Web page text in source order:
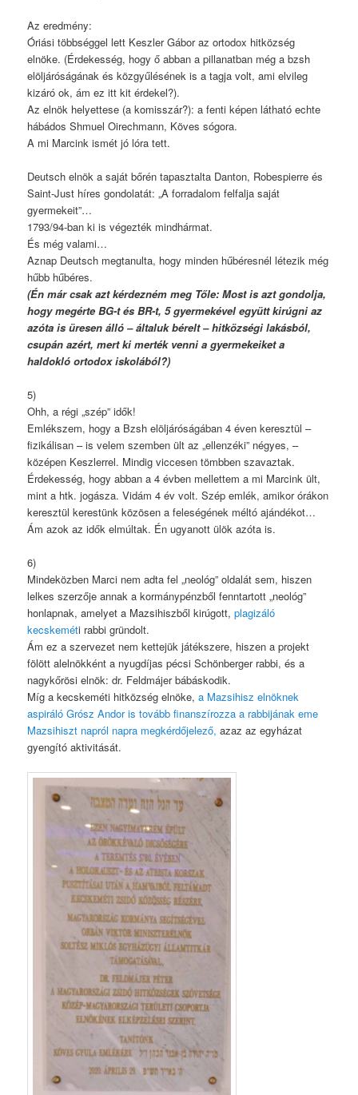
Az eredmény:
Óriási többséggel lett Keszler Gábor az ortodox hitközség
elnöke. (Érdekesség, hogy ő abban a pillanatban még a bzsh
elöljáróságának és közgyűlésének is a tagja volt, ami elvileg
kizáró ok, ám ez itt kit érdekel?).
Az elnök helyettese (a komisszár?): a fenti képen látható echte
hábádos Shmuel Oirechmann, Köves sógora.
A mi Marcink ismét jó lóra tett.
Deutsch elnök a saját bőrén tapasztalta Danton, Robespierre és
Saint-Just híres gondolatát: „A forradalom felfalja saját
gyermekeit”…
1793/94-ban ki is végezték mindhármat.
És még valami…
Aznap Deutsch megtanulta, hogy minden hűbéresnél létezik még
hűbb hűbéres.
(Én már csak azt kérdezném meg Tőle: Most is azt gondolja,
hogy megérte BG-t és BR-t, 5 gyermekével együtt kirúgni az
azóta is üresen álló – általuk bérelt – hitközségi lakásból,
csupán azért, mert ki merték venni a gyermekeiket a
haldokló ortodox iskolából?)
5)
Ohh, a régi „szép” idők!
Emlékszem, hogy a Bzsh elöljáróságában 4 éven keresztül –
fizikálisan – is velem szemben ült az „ellenzéki” négyes, –
középen Keszlerrel. Mindig viccesen tömbben szavaztak.
Érdekesség, hogy abban a 4 évben mellettem a mi Marcink ült,
mint a htk. jogásza. Vidám 4 év volt. Szép emlék, amikor órákon
keresztül kerestünk közösen a feleségének méltó ajándékot…
Ám azok az idők elmúltak. Én ugyanott ülök azóta is.
6)
Mindeközben Marci nem adta fel „neológ” oldalát sem, hiszen
lelkes szerzője annak a kormánypénzből fenntartott „neológ”
honlapnak, amelyet a Mazsihiszből kirúgott,plagizáló
kecskeméti rabbi gründolt.
Ám ez a szervezet nem kettejük játékszere, hiszen a projekt
fölött alelnökként a nyugdíjas pécsi Schönberger rabbi, és a
nagykőrösi elnök: dr. Feldmájer bábáskodik.
Míg a kecskeméti hitközség elnöke,a Mazsihisz elnöknek
aspiráló Grósz Andor is tovább finanszírozza a rabbijának eme
Mazsihiszt napról napra megkérdőjelező, azaz az egyházat
gyengító aktivitását.